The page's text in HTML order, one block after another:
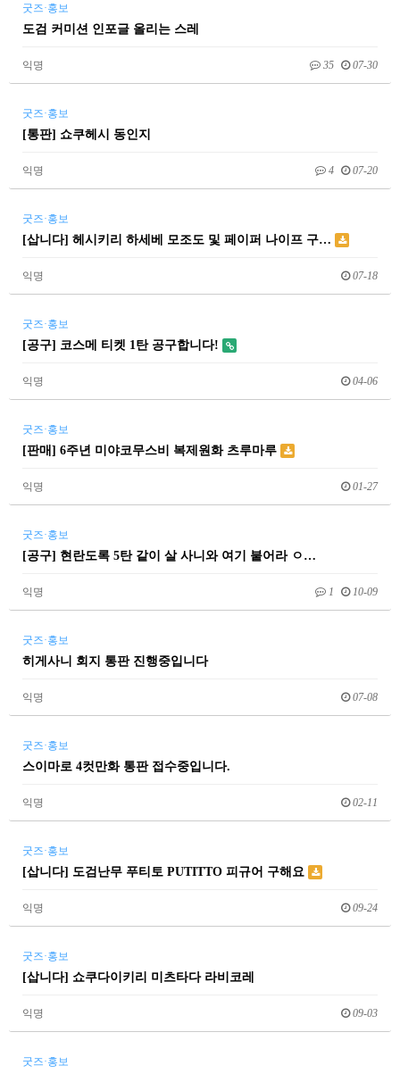
굿즈·홍보
도검 커미션 인포글 올리는 스레
익명 35 07-30
굿즈·홍보
[통판] 쇼쿠헤시 동인지
익명 4 07-20
굿즈·홍보
[삽니다] 헤시키리 하세베 모조도 및 페이퍼 나이프 구…
익명 07-18
굿즈·홍보
[공구] 코스메 티켓 1탄 공구합니다!
익명 04-06
굿즈·홍보
[판매] 6주년 미야코무스비 복제원화 츠루마루
익명 01-27
굿즈·홍보
[공구] 현란도록 5탄 같이 살 사니와 여기 붙어라 ㅇ…
익명 1 10-09
굿즈·홍보
히게사니 회지 통판 진행중입니다
익명 07-08
굿즈·홍보
스이마로 4컷만화 통판 접수중입니다.
익명 02-11
굿즈·홍보
[삽니다] 도검난무 푸티토 PUTITTO 피규어 구해요
익명 09-24
굿즈·홍보
[삽니다] 쇼쿠다이키리 미츠타다 라비코레
익명 09-03
굿즈·홍보